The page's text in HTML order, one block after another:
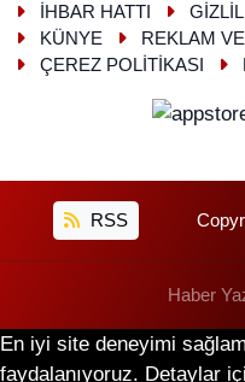
İHBAR HATTI
KÜNYE
REKLAM
ÇEREZ POLİTİKASI
RSS
Haber
En iyi site deneyimi
faydalanıyoruz. Detaylar